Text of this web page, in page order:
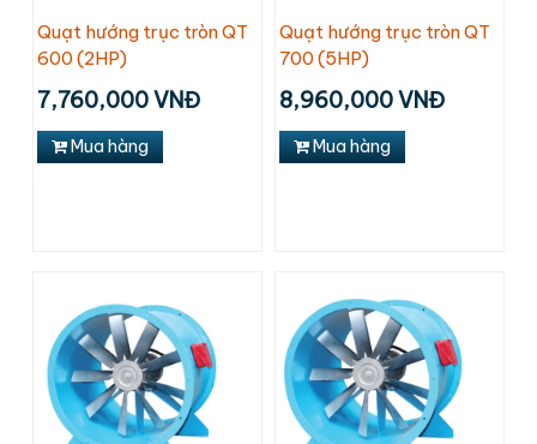
Quạt hướng trục tròn QT
600 (2HP)
7,760,000 VNĐ
Mua hàng
Quạt hướng trục tròn QT
700 (5HP)
8,960,000 VNĐ
Mua hàng